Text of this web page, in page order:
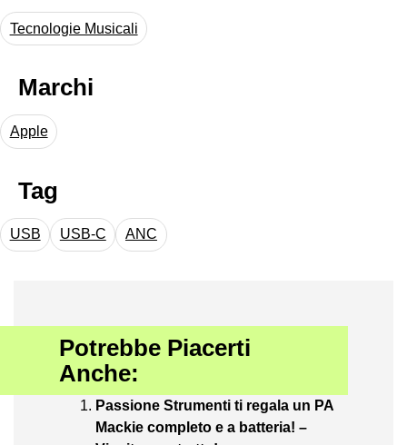
Tecnologie Musicali
Marchi
Apple
Tag
USB USB-C ANC
Potrebbe Piacerti
Anche:
Passione Strumenti ti regala un PA
Mackie completo e a batteria! –